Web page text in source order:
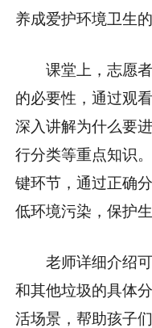
养成爱护环境卫生
课堂上，志愿
的必要性，通过观
深入讲解为什么要
行分类等重点知识
键环节，通过正确
低环境污染，保护生
老师详细介绍
和其他垃圾的具体
活场景，帮助孩子